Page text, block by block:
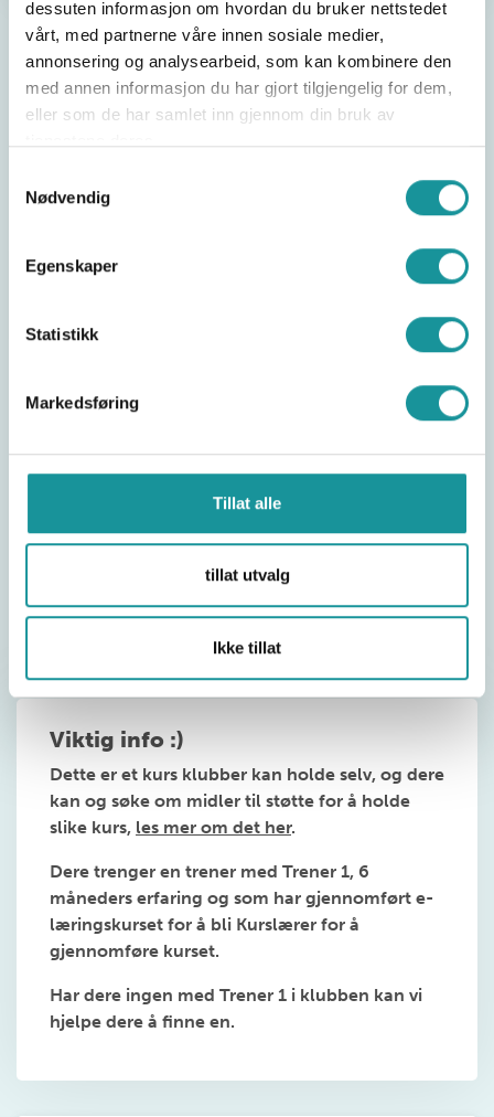
dessuten informasjon om hvordan du bruker nettstedet
vårt, med partnerne våre innen sosiale medier,
annonsering og analysearbeid, som kan kombinere den
med annen informasjon du har gjort tilgjengelig for dem,
eller som de har samlet inn gjennom din bruk av
Nødvendig
Egenskaper
Statistikk
Markedsføring
Tillat alle
tillat utvalg
Ikke tillat
Ressurser
Viktig info :)
Dette er et kurs klubber kan holde selv, og dere
kan og søke om midler til støtte for å holde
slike kurs, les mer om det her.
Dere trenger en trener med Trener 1, 6
måneders erfaring og som har gjennomført e-
læringskurset for å bli Kurslærer for å
gjennomføre kurset.
Har dere ingen med Trener 1 i klubben kan vi
hjelpe dere å finne en.